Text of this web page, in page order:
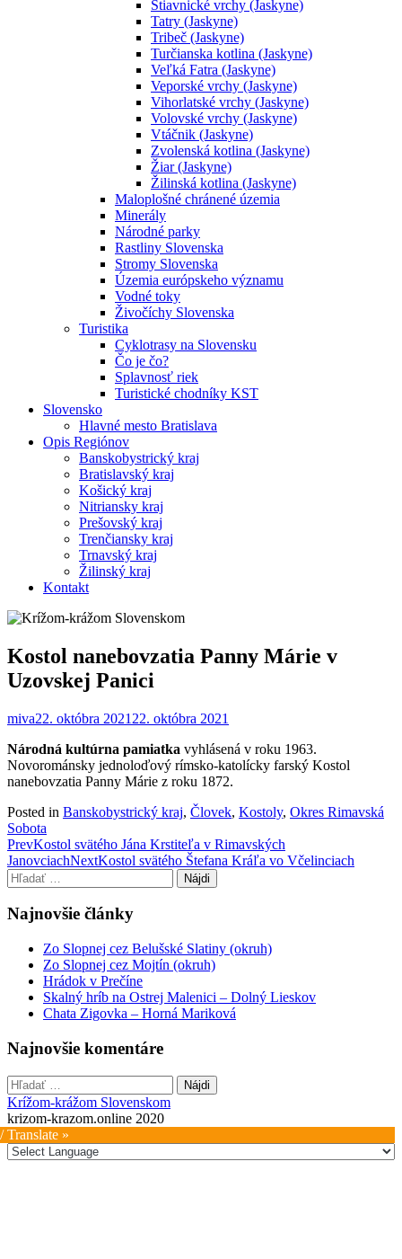
Štiavnické vrchy (Jaskyne)
Tatry (Jaskyne)
Tribeč (Jaskyne)
Turčianska kotlina (Jaskyne)
Veľká Fatra (Jaskyne)
Veporské vrchy (Jaskyne)
Vihorlatské vrchy (Jaskyne)
Volovské vrchy (Jaskyne)
Vtáčnik (Jaskyne)
Zvolenská kotlina (Jaskyne)
Žiar (Jaskyne)
Žilinská kotlina (Jaskyne)
Maloplošné chránené územia
Minerály
Národné parky
Rastliny Slovenska
Stromy Slovenska
Územia európskeho významu
Vodné toky
Živočíchy Slovenska
Turistika
Cyklotrasy na Slovensku
Čo je čo?
Splavnosť riek
Turistické chodníky KST
Slovensko
Hlavné mesto Bratislava
Opis Regiónov
Banskobystrický kraj
Bratislavský kraj
Košický kraj
Nitriansky kraj
Prešovský kraj
Trenčiansky kraj
Trnavský kraj
Žilinský kraj
Kontakt
Kostol nanebovzatia Panny Márie v
Uzovskej Panici
miva22. októbra 2021 22. októbra 2021
Národná kultúrna pamiatka vyhlásená v roku 1963.
Novorománsky jednoloďový rímsko-katolícky farský Kostol
nanebovzatia Panny Márie z roku 1872.
Posted in Banskobystrický kraj, Človek, Kostoly, Okres Rimavská
Sobota
Post
navigation
PrevKostol svätého Jána Krstiteľa v Rimavských
JanovciachNextKostol svätého Štefana Kráľa vo Včelinciach
Hľadať:
Najnovšie články
Zo Slopnej cez Belušské Slatiny (okruh)
Zo Slopnej cez Mojtín (okruh)
Hrádok v Prečíne
Skalný hríb na Ostrej Malenici – Dolný Lieskov
Chata Zigovka – Horná Mariková
Najnovšie komentáre
Hľadať:
Krížom-krážom Slovenskom
krizom-krazom.online 2020
Translate »